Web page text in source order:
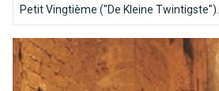
Petit Vingtième ("De Kleine Twintigste").
Onder de Koningsplaats